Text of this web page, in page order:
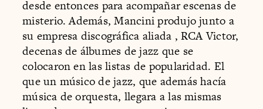
desde entonces para acompañar escenas de
misterio. Además, Mancini produjo junto a
su empresa discográfica aliada , RCA Victor,
decenas de álbumes de jazz que se
colocaron en las listas de popularidad. El
que un músico de jazz, que además hacía
música de orquesta, llegara a las mismas